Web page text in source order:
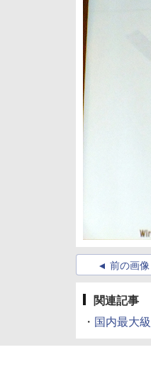
前の画像
関連記事
・ 国内最大